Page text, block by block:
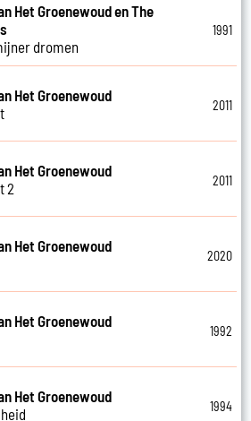
Het Groenewoud en The
dromen
1991
Het Groenewoud
2011
Het Groenewoud
2
2011
Het Groenewoud
2020
Het Groenewoud
1992
Het Groenewoud
1994